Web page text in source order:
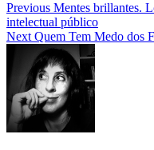
Previous Mentes brillantes.
intelectual público
Next Quem Tem Medo dos